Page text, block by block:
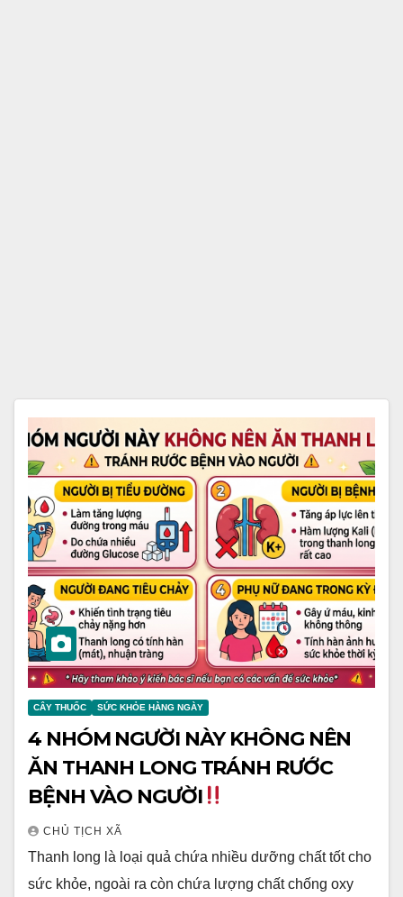
CÂY THUỐC SỨC KHỎE HÀNG NGÀY
4 NHÓM NGƯỜI NÀY KHÔNG NÊN
ĂN THANH LONG TRÁNH RƯỚC
BỆNH VÀO NGƯỜI
CHỦ TỊCH XÃ
Thanh long là loại quả chứa nhiều dưỡng chất tốt cho
sức khỏe, ngoài ra còn chứa lượng chất chống oxy